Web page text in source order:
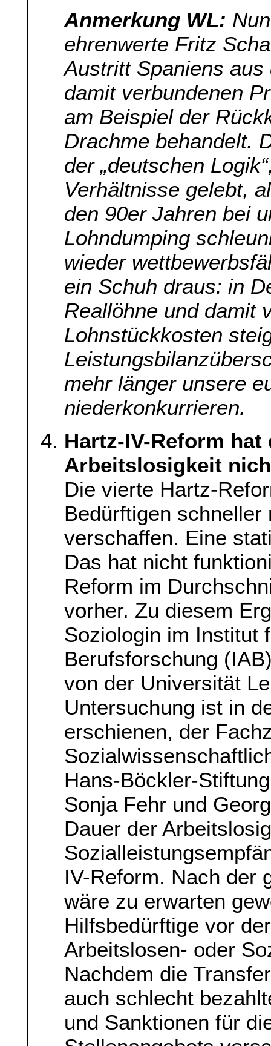
Anmerkung WL:
ehrenwerte Fritz
Austritt Spaniens
damit verbundenen
am Beispiel der
Drachme behandelt.
der „deutschen
Verhältnisse gelebt,
den 90er Jahren bei
Lohndumping
wieder
ein Schuh draus: in
Reallöhne und damit
Lohnstückkosten
mehr länger unsere
niederkonkurrieren.
Hartz-IV-Reform
Arbeitslosigkeit
Die vierte Hartz-
Bedürftigen schneller
verschaffen. Eine
Das hat nicht
Reform im
vorher. Zu diesem
Soziologin im Institut
Berufsforschung
von der Universität
Untersuchung ist in
erschienen, der
Hans-Böckler-
Sonja Fehr und
Dauer der
IV-Reform. Nach der
wäre zu erwarten
Hilfsbedürftige vor
Arbeitslosen- oder
Nachdem die
auch schlecht
und Sanktionen für